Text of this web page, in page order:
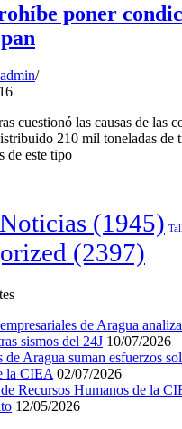
poner
cuestionó las causas de las
210 mil toneladas de
de este tipo
Noticias (1945)
(2397)
de Aragua
sismos del 24J 10/07/2026
de Aragua suman esfuerzos
la CIEA 02/07/2026
Recursos Humanos de la
12/05/2026